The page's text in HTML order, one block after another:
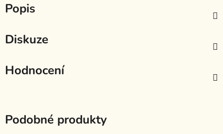
Popis
Diskuze
Hodnocení
Podobné produkty